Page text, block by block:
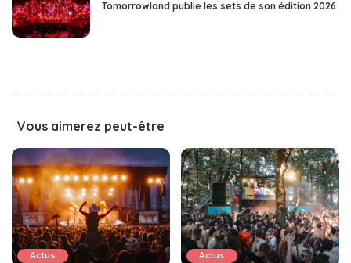
Tomorrowland publie les sets de son édition 2026
Vous aimerez peut-être
Actus Actus